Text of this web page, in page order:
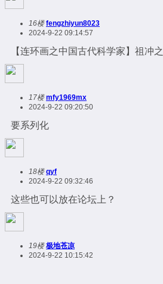
16楼 fengzhiyun8023
2024-9-22 09:14:57
【连环画之中国古代科学家】祖冲之
17楼 mfy1969mx
2024-9-22 09:20:50
要系列化
18楼 qyf
2024-9-22 09:32:46
这些也可以放在论坛上？
19楼 极地苍凉
2024-9-22 10:15:42